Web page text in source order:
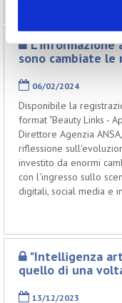
L'informazione
sono cambiate le
06/02/2024
Disponibile la
format "Beauty Links -
Direttore Agenzia
riflessione
investito da enormi
con l'ingresso sullo
digitali, social media e
"Intelligenza
quello di una
13/12/2023